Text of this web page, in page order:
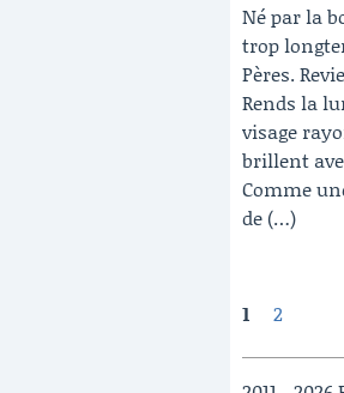
Né par la
trop
Pères.
Rends la
visage
brillent
Comme
de (…)
1 2